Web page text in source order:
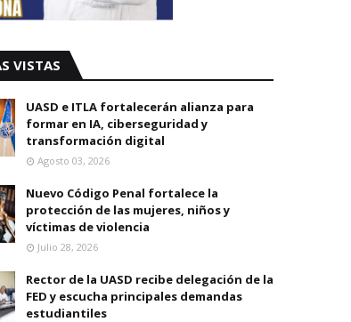
VISTAS
UASD e ITLA fortalecerán alianza para
formar en IA, ciberseguridad y
transformación digital
Agosto 03, 2026
Nuevo Código Penal fortalece la
protección de las mujeres, niños y
víctimas de violencia
Julio 28, 2026
Rector de la UASD recibe delegación de la
FED y escucha principales demandas
estudiantiles